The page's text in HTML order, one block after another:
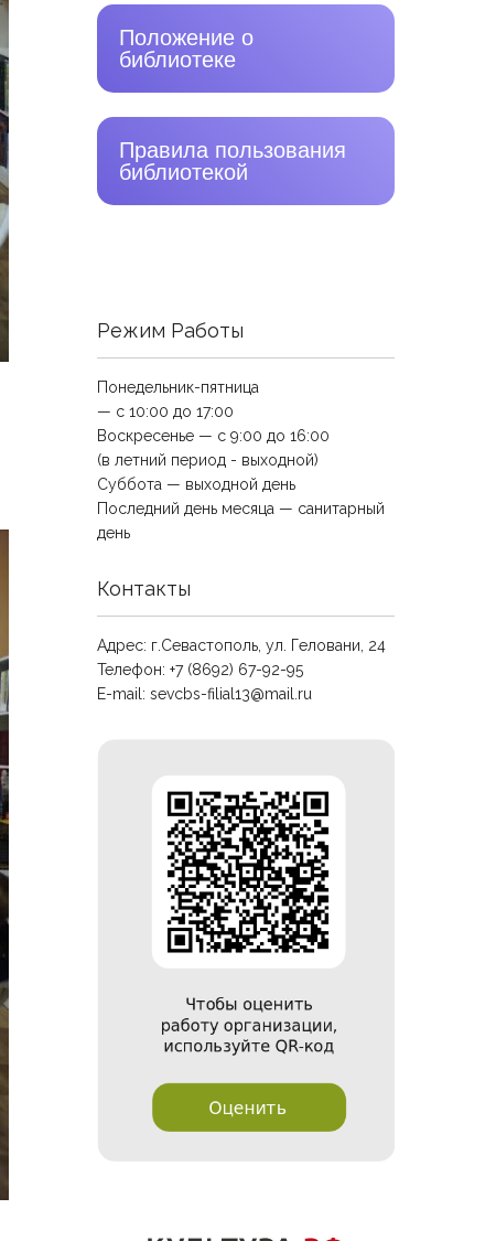
Положение о
библиотеке
Правила пользования
библиотекой
Режим Работы
Понедельник-пятница
— с 10:00 до 17:00
Воскресенье — с 9:00 до 16:00
(в летний период - выходной)
Суббота — выходной день
Последний день месяца — санитарный
день
Контакты
Адрес: г.Севастополь, ул. Геловани, 24
Телефон: +7 (8692) 67-92-95
E-mail: sevcbs-filial13@mail.ru